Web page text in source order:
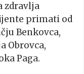
zdravlja
primati od
Benkovca,
Obrovca,
Paga.